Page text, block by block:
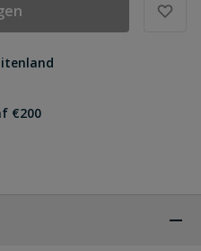
€200